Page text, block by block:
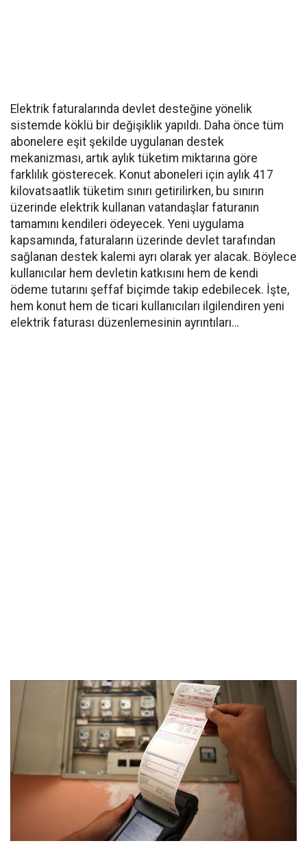
Elektrik faturalarında devlet desteğine yönelik
sistemde köklü bir değişiklik yapıldı. Daha önce tüm
abonelere eşit şekilde uygulanan destek
mekanizması, artık aylık tüketim miktarına göre
farklılık gösterecek. Konut aboneleri için aylık 417
kilovatsaatlik tüketim sınırı getirilirken, bu sınırın
üzerinde elektrik kullanan vatandaşlar faturanın
tamamını kendileri ödeyecek. Yeni uygulama
kapsamında, faturaların üzerinde devlet tarafından
sağlanan destek kalemi ayrı olarak yer alacak. Böylece
kullanıcılar hem devletin katkısını hem de kendi
ödeme tutarını şeffaf biçimde takip edebilecek. İşte,
hem konut hem de ticari kullanıcıları ilgilendiren yeni
elektrik faturası düzenlemesinin ayrıntıları…